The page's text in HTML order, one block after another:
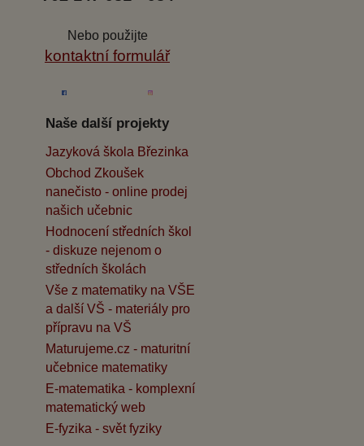
Nebo použijte
kontaktní formulář
Naše další projekty
Jazyková škola Březinka
Obchod Zkoušek
nanečisto - online prodej
našich učebnic
Hodnocení středních škol
- diskuze nejenom o
středních školách
Vše z matematiky na VŠE
a další VŠ - materiály pro
přípravu na VŠ
Maturujeme.cz - maturitní
učebnice matematiky
E-matematika - komplexní
matematický web
E-fyzika - svět fyziky